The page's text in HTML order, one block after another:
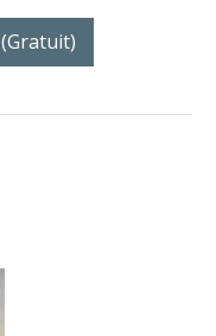
(gratuit)